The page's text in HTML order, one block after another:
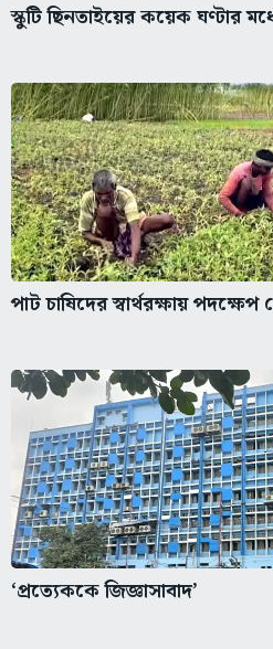
স্কুটি ছিনতাইয়ের কয়েক ঘণ্টার
পাট চাষিদের স্বার্থরক্ষায় পদক্ষেপ
‘প্রত্যেককে জিজ্ঞাসাবাদ’